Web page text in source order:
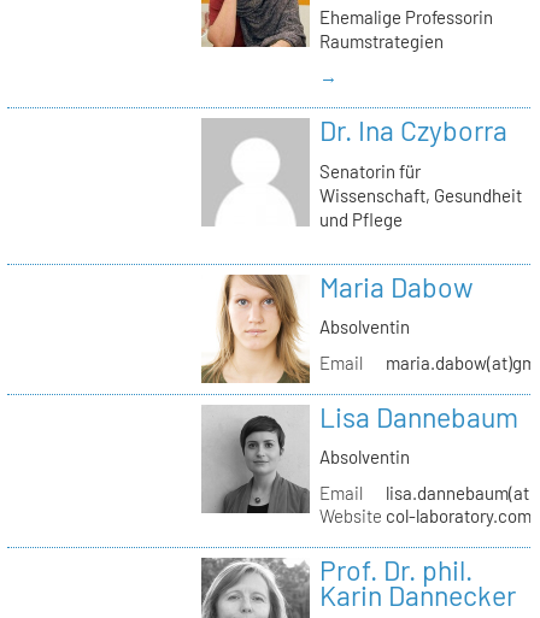
Ehemalige Professorin
Raumstrategien
→
Dr. Ina Czyborra
Senatorin für
Wissenschaft, Gesundheit
und Pflege
Maria Dabow
Absolventin
Email
Lisa Dannebaum
Absolventin
Email
Website col-laboratory.com
Prof. Dr. phil.
Karin Dannecker